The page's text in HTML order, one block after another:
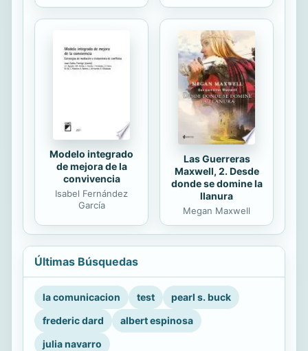
Modelo integrado
de mejora de la
convivencia
Isabel Fernández
García
Las Guerreras
Maxwell, 2. Desde
donde se domine la
llanura
Megan Maxwell
Últimas Búsquedas
la comunicacion test
pearl s. buck
frederic dard
albert espinosa
julia navarro